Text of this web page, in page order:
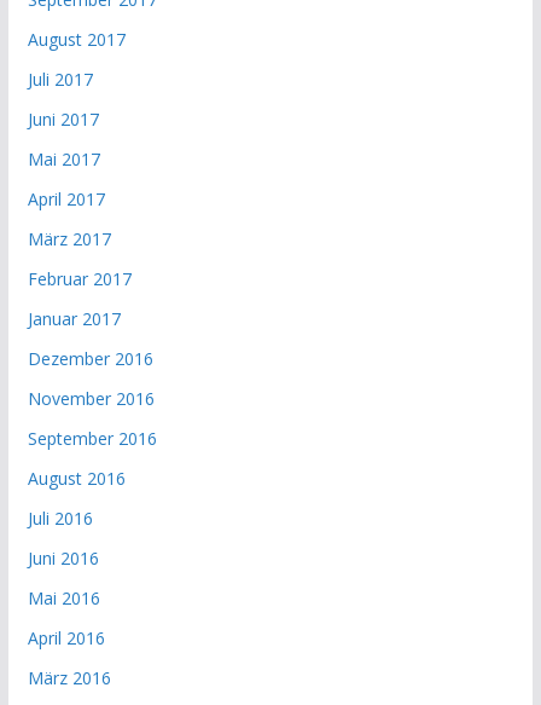
August 2017
Juli 2017
Juni 2017
Mai 2017
April 2017
März 2017
Februar 2017
Januar 2017
Dezember 2016
November 2016
September 2016
August 2016
Juli 2016
Juni 2016
Mai 2016
April 2016
März 2016